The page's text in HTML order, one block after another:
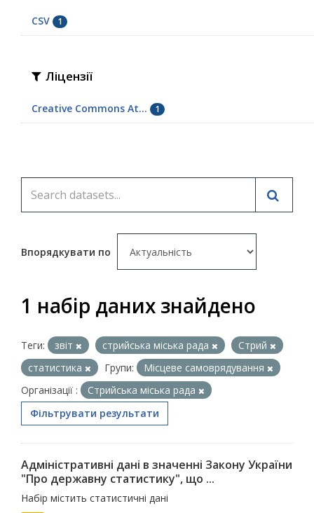
CSV 1
Ліцензії
Creative Commons At... 1
Впорядкувати по
1 набір даних знайдено
Теги: звіт стрийська міська рада
Стрий
статистика
Групи:
Місцеве самоврядування
Організації :
Стрийська міська рада
Фільтрувати результати
Адміністративні дані в значенні Закону України
"Про державну статистику", що ...
Набір містить статистичні дані